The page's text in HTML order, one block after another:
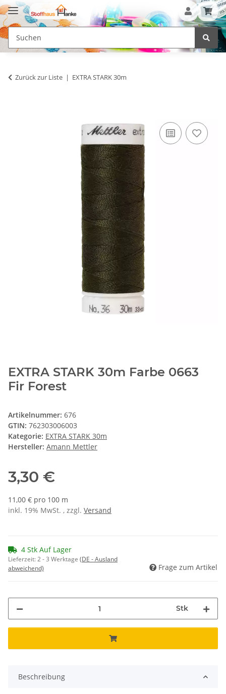
Zurück zur Liste EXTRA STARK 30m
EXTRA STARK 30m Farbe 0663
Fir Forest
Artikelnummer: 676
GTIN: 762303006003
Kategorie: EXTRA STARK 30m
Hersteller: Amann Mettler
3,30 €
11,00 € pro 100 m
inkl. 19% MwSt. , zzgl. Versand
4 Stk Auf Lager
Lieferzeit:2 - 3 Werktage (DE - Ausland
abweichend)
Frage zum Artikel
Stk
Beschreibung